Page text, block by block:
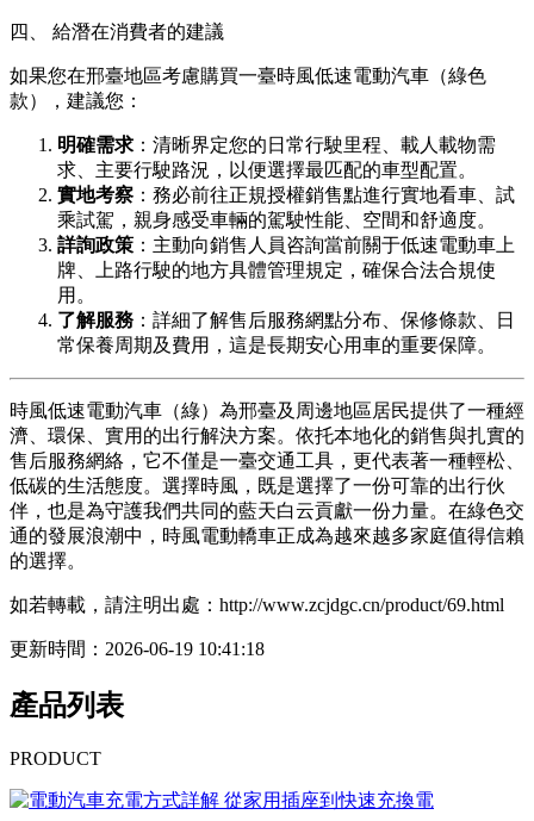
四、 給潛在消費者的建議
如果您在邢臺地區考慮購買一臺時風低速電動汽車（綠色
款），建議您：
明確需求 ：清晰界定您的日常行駛里程、載人載物需
求、主要行駛路況，以便選擇最匹配的車型配置。
實地考察 ：務必前往正規授權銷售點進行實地看車、試
乘試駕，親身感受車輛的駕駛性能、空間和舒適度。
詳詢政策 ：主動向銷售人員咨詢當前關于低速電動車上
牌、上路行駛的地方具體管理規定，確保合法合規使
用。
了解服務 ：詳細了解售后服務網點分布、保修條款、日
常保養周期及費用，這是長期安心用車的重要保障。
時風低速電動汽車（綠）為邢臺及周邊地區居民提供了一種經
濟、環保、實用的出行解決方案。依托本地化的銷售與扎實的
售后服務網絡，它不僅是一臺交通工具，更代表著一種輕松、
低碳的生活態度。選擇時風，既是選擇了一份可靠的出行伙
伴，也是為守護我們共同的藍天白云貢獻一份力量。在綠色交
通的發展浪潮中，時風電動轎車正成為越來越多家庭值得信賴
的選擇。
如若轉載，請注明出處：http://www.zcjdgc.cn/product/69.html
更新時間：2026-06-19 10:41:18
產品列表
PRODUCT